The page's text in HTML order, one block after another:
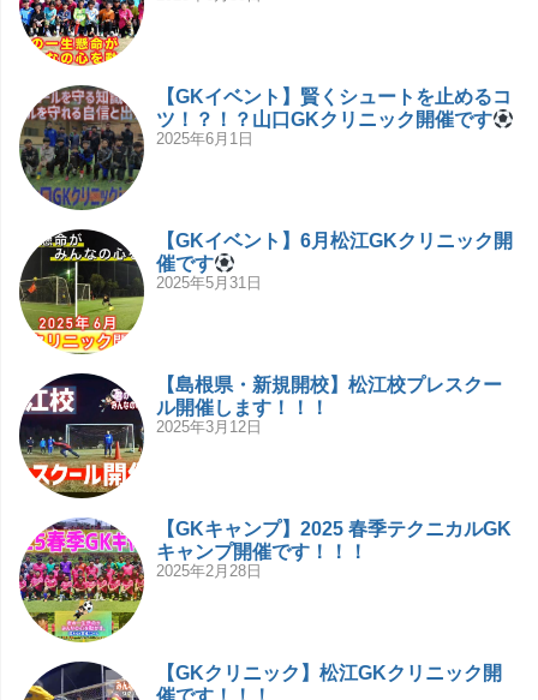
【GKイベント】賢くシュートを止めるコ
ツ！？！？山口GKクリニック開催です
2025年6月1日
【GKイベント】6月松江GKクリニック開
催です
2025年5月31日
【島根県・新規開校】松江校プレスクー
ル開催します！！！
2025年3月12日
【GKキャンプ】2025 春季テクニカルGK
キャンプ開催です！！！
2025年2月28日
【GKクリニック】松江GKクリニック開